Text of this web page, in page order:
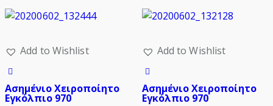
Add to Wishlist
Ασημένιο Χειροποίητο
Εγκόλπιο 970
Add to Wishlist
Ασημένιο Χειροποίητο
Εγκόλπιο 970